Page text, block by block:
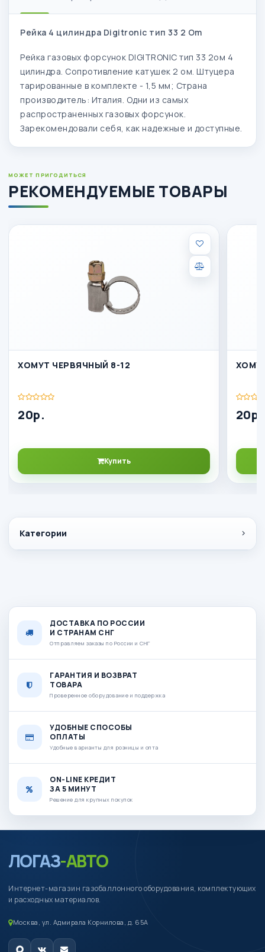
Категории
Рейка 4 цилиндра Digitronic тип 33 2 Om
Рейка газовых форсунок DIGITRONIC тип 33 2ом 4
цилиндра. Сопротивление катушек 2 ом. Штуцера
тарированные в комплекте - 1,5 мм; Страна
производитель: Италия. Одни из самых
распространенных газовых форсунок.
Зарекомендовали себя, как надежные и доступные.
МОЖЕТ ПРИГОДИТЬСЯ
РЕКОМЕНДУЕМЫЕ ТОВАРЫ
ХОМУТ ЧЕРВЯЧНЫЙ 8-12
20р.
Купить
20р.
ДОСТАВКА ПО РОССИИ
И СТРАНАМ СНГ
Отправляем заказы по России и СНГ
ГАРАНТИЯ И ВОЗВРАТ
ТОВАРА
Проверенное оборудование и поддержка
УДОБНЫЕ СПОСОБЫ
ОПЛАТЫ
Удобные варианты для розницы и опта
ON-LINE КРЕДИТ
ЗА 5 МИНУТ
Решение для крупных покупок
ЛОГАЗ-АВТО
Интернет-магазин газобаллонного оборудования, комплектующих
и расходных материалов.
Москва, ул. Адмирала Корнилова, д. 65А